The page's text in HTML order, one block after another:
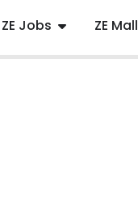
ZE Jobs ZE Mall